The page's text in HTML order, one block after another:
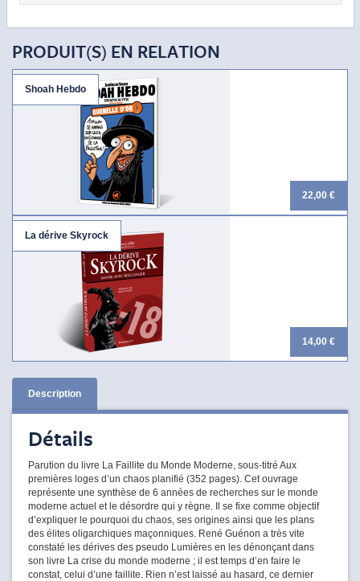
PRODUIT(S) EN RELATION
Shoah Hebdo
22,00 €
La dérive Skyrock
14,00 €
Description
Détails
Parution du livre La Faillite du Monde Moderne, sous-titré Aux
premières loges d’un chaos planifié (352 pages). Cet ouvrage
représente une synthèse de 6 années de recherches sur le monde
moderne actuel et le désordre qui y règne. Il se fixe comme objectif
d’expliquer le pourquoi du chaos, ses origines ainsi que les plans
des élites oligarchiques maçonniques. René Guénon a très vite
constaté les dérives des pseudo Lumières en les dénonçant dans
son livre La crise du monde moderne ; il est temps d’en faire le
constat, celui d’une faillite. Rien n’est laissé au hasard, ce dernier